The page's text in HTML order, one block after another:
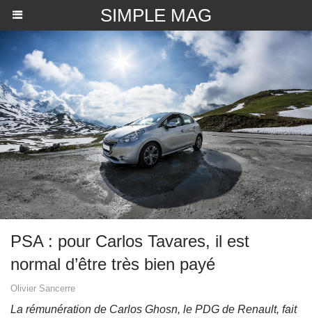
SIMPLE MAG
PSA : pour Carlos Tavares, il est
normal d’être très bien payé
Olivier Sancerre
La rémunération de Carlos Ghosn, le PDG de Renault, fait